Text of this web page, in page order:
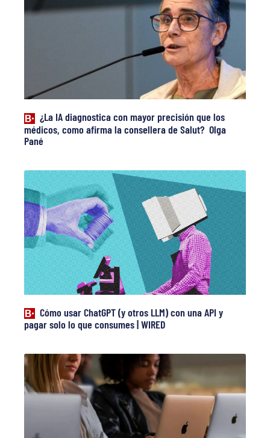
¿La IA diagnostica con mayor precisión que los
médicos, como afirma la consellera de Salut? Olga
Pané
Cómo usar ChatGPT (y otros LLM) con una API y
pagar solo lo que consumes | WIRED